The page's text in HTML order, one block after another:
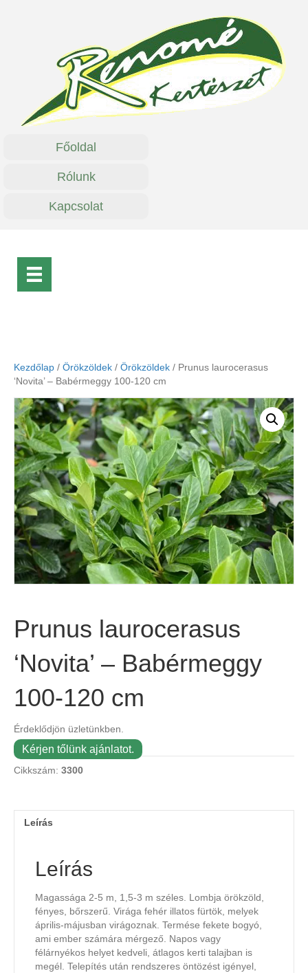
Főoldal
Rólunk
Kapcsolat
Kezdőlap / Örökzöldek / Örökzöldek / Prunus laurocerasus
‘Novita’ – Babérmeggy 100-120 cm
Prunus laurocerasus
‘Novita’ – Babérmeggy
100-120 cm
Érdeklődjön üzletünkben.
Kérjen tőlünk ajánlatot.
Cikkszám: 3300
Leírás
Leírás
Magassága 2-5 m, 1,5-3 m széles. Lombja örökzöld,
fényes, bőrszerű. Virága fehér illatos fürtök, melyek
április-májusban virágoznak. Termése fekete bogyó,
ami ember számára mérgező. Napos vagy
félárnyékos helyet kedveli, átlagos kerti talajban is
megél. Telepítés után rendszeres öntözést igényel,